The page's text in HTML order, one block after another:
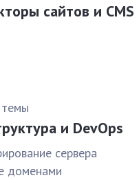
сайтов и CMS
и DevOps
сервера
доменами